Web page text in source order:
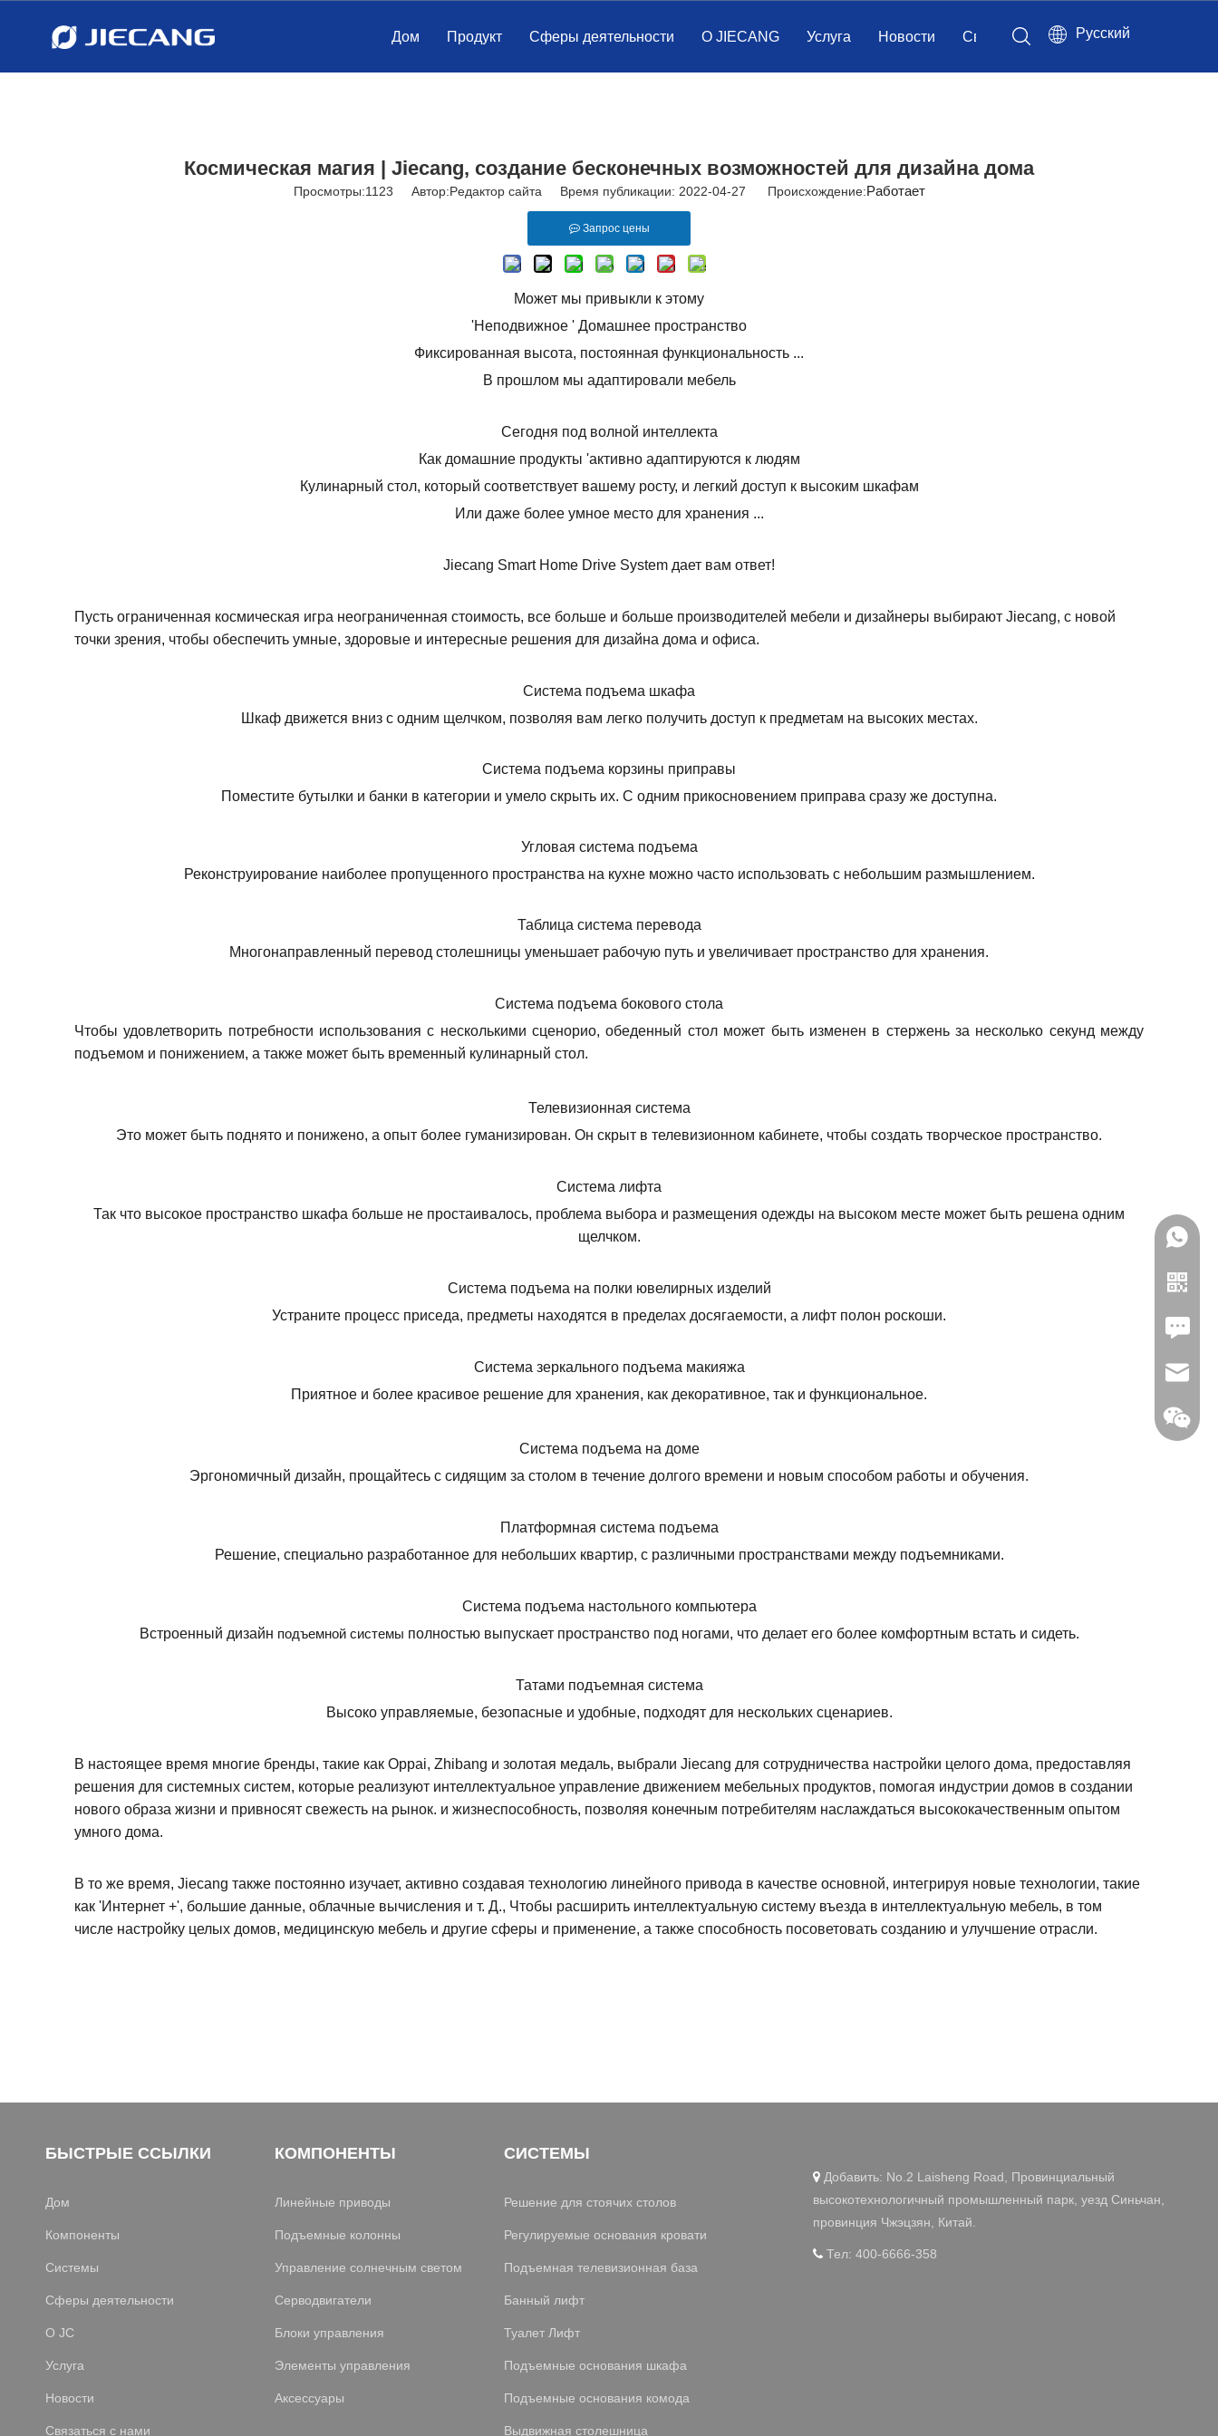
Дом Продукт Сферы деятельности О JIECANG Услуга Новости Связаться с намиPусский
Космическая магия | Jiecang, создание бесконечных возможностей для дизайна дома
Просмотры:1123 Автор:Pедактор сайта Время публикации: 2022-04-27 Происхождение:Работает
Запрос цены
Может мы привыкли к этому
'Неподвижное ' Домашнее пространство
Фиксированная высота, постоянная функциональность ...
В прошлом мы адаптировали мебель
Сегодня под волной интеллекта
Как домашние продукты 'активно адаптируются к людям
Кулинарный стол, который соответствует вашему росту, и легкий доступ к высоким шкафам
Или даже более умное место для хранения ...
Jiecang Smart Home Drive System дает вам ответ!
Пусть ограниченная космическая игра неограниченная стоимость, все больше и больше производителей мебели и дизайнеры выбирают Jiecang, с новой
точки зрения, чтобы обеспечить умные, здоровые и интересные решения для дизайна дома и офиса.
Система подъема шкафа
Шкаф движется вниз с одним щелчком, позволяя вам легко получить доступ к предметам на высоких местах.
Система подъема корзины приправы
Поместите бутылки и банки в категории и умело скрыть их. С одним прикосновением приправа сразу же доступна.
Угловая система подъема
Реконструирование наиболее пропущенного пространства на кухне можно часто использовать с небольшим размышлением.
Таблица система перевода
Многонаправленный перевод столешницы уменьшает рабочую путь и увеличивает пространство для хранения.
Система подъема бокового стола
Чтобы удовлетворить потребности использования с несколькими сценорио, обеденный стол может быть изменен в стержень за несколько секунд между
подъемом и понижением, а также может быть временный кулинарный стол.
Телевизионная система
Это может быть поднято и понижено, а опыт более гуманизирован. Он скрыт в телевизионном кабинете, чтобы создать творческое пространство.
Система лифта
Так что высокое пространство шкафа больше не простаивалось, проблема выбора и размещения одежды на высоком месте может быть решена одним
щелчком.
Система подъема на полки ювелирных изделий
Устраните процесс приседа, предметы находятся в пределах досягаемости, а лифт полон роскоши.
Система зеркального подъема макияжа
Приятное и более красивое решение для хранения, как декоративное, так и функциональное.
Система подъема на доме
Эргономичный дизайн, прощайтесь с сидящим за столом в течение долгого времени и новым способом работы и обучения.
Платформная система подъема
Решение, специально разработанное для небольших квартир, с различными пространствами между подъемниками.
Система подъема настольного компьютера
Встроенный дизайн подъемной системы полностью выпускает пространство под ногами, что делает его более комфортным встать и сидеть.
Татами подъемная система
Высоко управляемые, безопасные и удобные, подходят для нескольких сценариев.
В настоящее время многие бренды, такие как Oppai, Zhibang и золотая медаль, выбрали Jiecang для сотрудничества настройки целого дома, предоставляя
решения для системных систем, которые реализуют интеллектуальное управление движением мебельных продуктов, помогая индустрии домов в создании
нового образа жизни и привносят свежесть на рынок. и жизнеспособность, позволяя конечным потребителям наслаждаться высококачественным опытом
умного дома.
В то же время, Jiecang также постоянно изучает, активно создавая технологию линейного привода в качестве основной, интегрируя новые технологии, такие
как 'Интернет +', большие данные, облачные вычисления и т. Д., Чтобы расширить интеллектуальную систему въезда в интеллектуальную мебель, в том
числе настройку целых домов, медицинскую мебель и другие сферы и применение, а также способность посоветовать созданию и улучшение отрасли.
БЫСТРЫЕ ССЫЛКИ
Дом
Компоненты
Системы
Сферы деятельности
О JC
Услуга
Новости
Связаться с нами
КОМПОНЕНТЫ
Линейные приводы
Подъемные колонны
Управление солнечным светом
Серводвигатели
Блоки управления
Элементы управления
Аксессуары
Leave
СИСТЕМЫ
Решение для стоячих столов
Регулируемые основания кровати
Подъемная телевизионная база
Банный лифт
Туалет Лифт
Подъемные основания шкафа
Подъемные основания комода
Выдвижная столешница
Добавить: No.2 Laisheng Road, Провинциальный
высокотехнологичный промышленный парк, уезд Синьчан,
провинция Чжэцзян, Китай.
 Тел: 400-6666-358